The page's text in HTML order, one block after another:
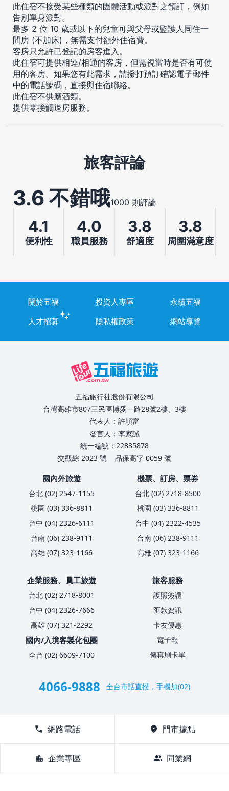
此住宿不接受某些種類的團體活動或派對之預訂，例如
告別單身派對。
最多 2 位 10 歲或以下的兒童可與父母或監護人同住一
間房 (不加床)，無需支付額外住宿費。
客房只允許已登記的房客進入。
此住宿可提供相連/相通的客房，但需視當時是否有可使
用的客房。如果您有此需求，請撥打預訂確認電子郵件
中的電話號碼，直接與住宿聯絡。
此住宿不供應酒類。
提供零接觸退房服務。
旅客評論
3.6 不錯哦1000 則評論
4.1
便利性
4.0
職員服務
3.8
舒適度
3.8
周圍滿意度
關於五福 投資人專區
永續五福
人才招募
隱私權政策 網站導覽
五福旅行社股份有限公司
台灣高雄市807三民區博愛一路28號2樓、3樓
代表人：許順富
發言人：李家誠
統一編號：22835878
交觀綜 2023 號
品保高字 0059 號
國內外旅遊
台北 (02) 2547-1155
桃園 (03) 336-8811
台中 (04) 2326-6111
台南 (06) 238-9111
高雄 (07) 323-1166
機票、訂房、票券
台北 (02) 2718-8500
桃園 (03) 336-8811
台中 (04) 2322-4535
台南 (06) 238-9111
高雄 (07) 323-1166
企業服務、員工旅遊
台北 (02) 2718-8001
台中 (04) 2326-7666
高雄 (07) 321-2292
國內/入境客製化包團
全台 (02) 6609-7100
旅客服務
護照簽證
匯款資訊
卡友優惠
電子報
傳真刷卡單
4066-9888 全台市話直撥，手機加(02)
call 網路電話 location_on 門市據點
location_city 企業專區 group 同業網